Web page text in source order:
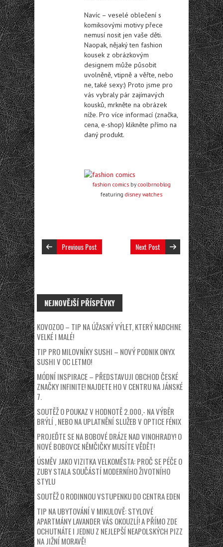
Navíc – veselé oblečení s
komiksovými motivy přece
nemusí nosit jen vaše děti.
Naopak, nějaký ten fashion
kousek z obrázkovým
designem může působit
uvolněně, vtipně a věřte, nebo
ne, také sexy:) Proto jsme pro
vás vybraly pár zajímavých
kousků, mrkněte na obrázek
níže. Pro více informací (značka,
cena, e-shop) klikněte přímo na
daný produkt.
fashion comicsby coolbrnoblog
featuring disney watches
Previous Post Next Post
NEJNOVĚJŠÍ PŘÍSPĚVKY
KOVOZOO – TIP NA ÚŽASNÝ VÝLET, KTERÝ NADCHNE
VELKÉ I MALÉ!
TIP PRO MILOVNÍKY SUSHI – NOVÝ PODNIK ONYX
SUSHI V OC LETMO!
MÓDNÍ INSPIRACE – PŘEDSTAVUJI OBCHOD ČESKÉ
ZNAČKY INFINITE! NAJDETE HO V CENTRU NA JÁNSKÉ
7.
SOUTĚŽ O POUKAZ V HODNOTĚ 2.000,- NA VÝBĚR
BRÝLÍ , NEBO NA UPLATNĚNÍ SLUŽEB V OPTICE FÉNIX
PROJEĎTE SE NA BOBOVÉ DRÁZE NAD VINOHRADY! O
NOVÉ BOBOVCE NĚMČIČKY MUSÍTE VĚDĚT!
ÚSMĚV JAKO VIZITKA VELKOMĚSTA: PROČ SE PÉČE O
ZUBY STALA SOUČÁSTÍ MODERNÍHO ŽIVOTNÍHO
STYLU
SOUTĚŽ O RODINNOU VSTUPENKU DO CENTRA EDEN
TIP NA UBYTOVÁNÍ V MIKULOVĚ: STYLOVÉ
APARTMÁNY LAVANDER VÁS OKOUZLÍ! A PŘÍMO ZDE
OCHUTNÁTE I JEDNU Z NEJLEPŠÍ NEAPOLSKÝCH PIZZ
NA JIŽNÍ MORAVĚ!